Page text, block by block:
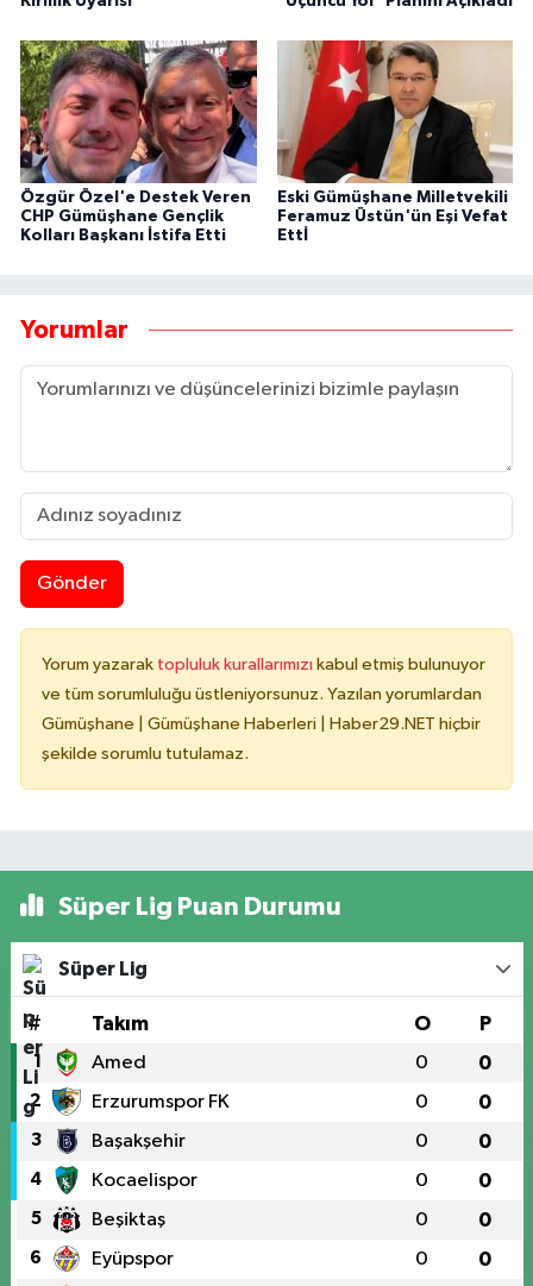
Özgür Özel'e Destek Veren
CHP Gümüşhane Gençlik
Kolları Başkanı İstifa Etti
Eski Gümüşhane Milletvekili
Feramuz Üstün'ün Eşi Vefat
Ettİ
Yorumlar
Gönder
Yorum yazarak topluluk kurallarımızı kabul etmiş bulunuyor
ve tüm sorumluluğu üstleniyorsunuz. Yazılan yorumlardan
Gümüşhane | Gümüşhane Haberleri | Haber29.NET hiçbir
şekilde sorumlu tutulamaz.
Süper Lig Puan Durumu
Süper Lig
# Takım O P
1 Amed 0 0
2 Erzurumspor FK 0 0
3 Başakşehir 0 0
4 Kocaelispor 0 0
5 Beşiktaş 0 0
6 Eyüpspor 0 0